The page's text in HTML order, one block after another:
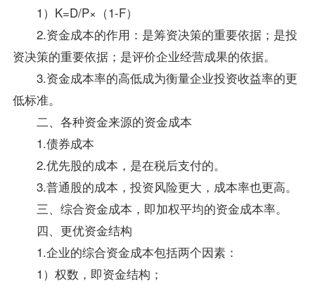
1）K=D/P×（1-F）
2.资金成本的作用：是筹资决策的重要依据；是投
资决策的重要依据；是评价企业经营成果的依据。
3.资金成本率的高低成为衡量企业投资收益率的更
低标准。
二、各种资金来源的资金成本
1.债券成本
2.优先股的成本，是在税后支付的。
3.普通股的成本，投资风险更大，成本率也更高。
三、综合资金成本，即加权平均的资金成本率。
四、更优资金结构
1.企业的综合资金成本包括两个因素：
1）权数，即资金结构；